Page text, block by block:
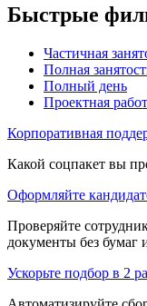
Быстрые
Частичная
Полная
Полный день
Проектная
Корпоративная
Какой соцпакет вы
Оформляйте
Проверяйте
документы без бумаг
Ускорьте подбор в 2